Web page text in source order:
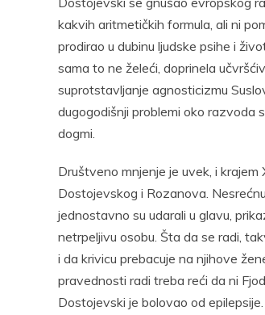
kakvih aritmetičkih formula, ali ni
prodirao u dubinu ljudske psihe i
sama to ne želeći, doprinela
suprotstavljanje agnosticizmu
dugogodišnji problemi oko razvoda
dogmi.
Društveno mnjenje je uvek, i
Dostojevskog i Rozanova.
jednostavno su udarali u glavu,
netrpeljivu osobu. Šta da se radi,
i da krivicu prebacuje na njihove
pravednosti radi treba reći da ni
Dostojevski je bolovao od